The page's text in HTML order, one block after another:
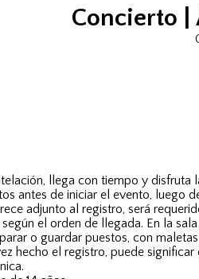
Concierto |
llega con tiempo y disfruta
antes de iniciar el evento, luego
adjunto al registro, será
el orden de llegada. En la
o guardar puestos, con
hecho el registro, puede